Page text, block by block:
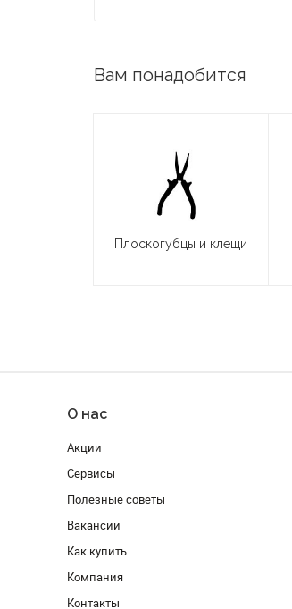
Вам понадобится
Плоскогубцы и клещи
О нас
Акции
Сервисы
Полезные советы
Вакансии
Как купить
Компания
Контакты